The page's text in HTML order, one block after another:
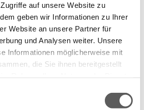
auf unsere Website zu
geben wir Informationen zu Ihrer
Website an unsere Partner für
und Analysen weiter. Unsere
Informationen möglicherweise mit
die Sie ihnen bereitgestellt
Planung, die genau
Wünsche und räumlichen
ist. Wir nehmen uns
zu verstehen und beraten
Layout, Materialien, Farben und